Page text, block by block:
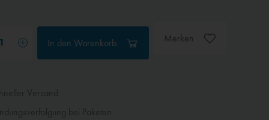
In den Warenkorb Merken